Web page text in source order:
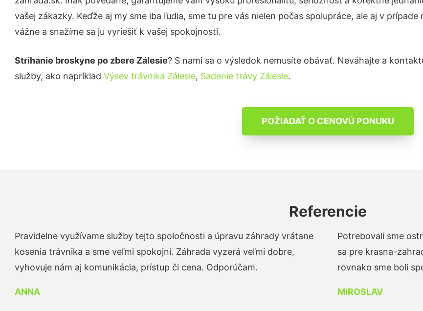
vašej zákazky. Keďže aj my sme iba ľudia, sme tu pre vás nielen počas spolupráce, ale aj v
vážne a snažíme sa ju vyriešiť k vašej spokojnosti.
Strihanie broskyne po zbere Zálesie? S nami sa o výsledok nemusíte obávať. Neváhajte a
služby, ako napríklad Výsev trávnika Zálesie, Sadenie trávy Zálesie.
POŽIADAŤ O CENOVÚ PONUKU
Referencie
Pravidelne využívame služby tejto spoločnosti a úpravu záhrady vrátane
kosenia trávnika a sme veľmi spokojní. Záhrada vyzerá veľmi dobre,
vyhovuje nám aj komunikácia, prístup či cena. Odporúčam.
ANNA
Potrebovali sme
sa pre krasna-
rovnako sme boli
MIROSLAV